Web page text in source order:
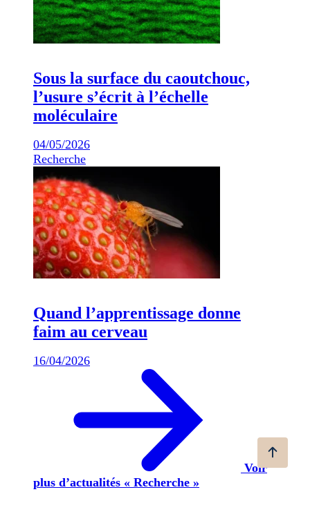
Sous la surface du caoutchouc,
l’usure s’écrit à l’échelle
moléculaire
04/05/2026
Recherche
Quand l’apprentissage donne
faim au cerveau
16/04/2026
Voir
plus d’actualités « Recherche »